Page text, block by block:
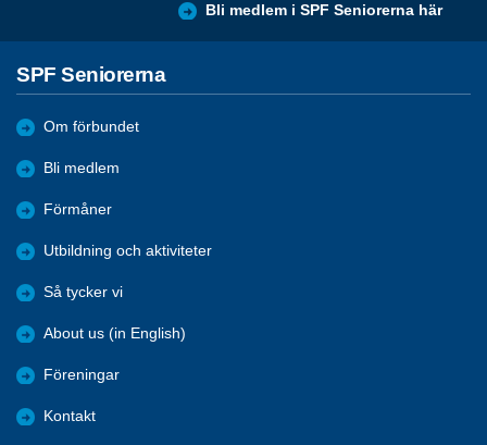
Bli medlem i SPF Seniorerna här
SPF Seniorerna
Om förbundet
Bli medlem
Förmåner
Utbildning och aktiviteter
Så tycker vi
About us (in English)
Föreningar
Kontakt